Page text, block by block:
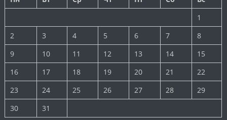
1
2
3 4 5 6 7
8
9
10 11 12 13 14
15
16
17 18 19 20 21
22
23
24 25 26 27 28
29
30
31